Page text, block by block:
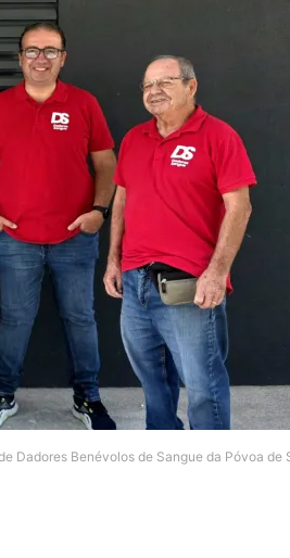
Dadores Benévolos de Sangue da Póvoa de